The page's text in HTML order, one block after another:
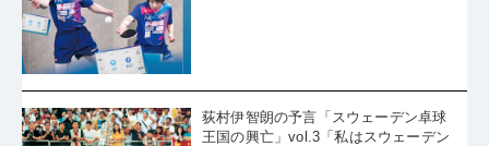
荻村伊智朗の予言「スウェーデン卓球
王国の興亡」vol.3「私はスウェーデン